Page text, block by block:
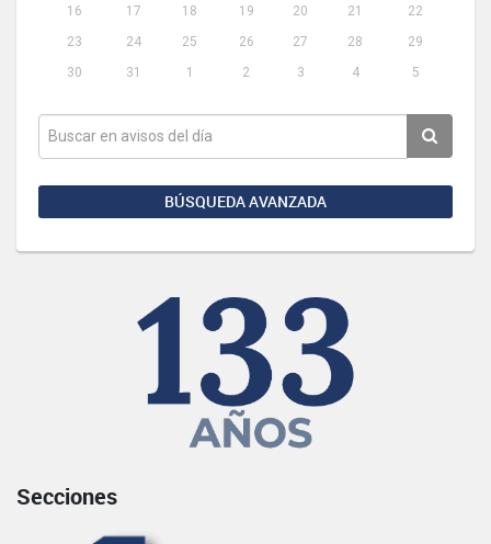
16
17 18 19 20 21
22
23
24 25 26 27 28
29
30
31 1 2 3 4 5
BÚSQUEDA AVANZADA
Secciones